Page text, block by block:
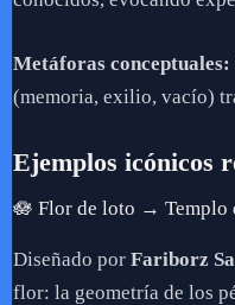
Metáforas conceptuales:
(memoria, exilio, vacío)
Ejemplos icónicos
🪷 Flor de loto → Templo
Diseñado por Fariborz
flor: la geometría de los